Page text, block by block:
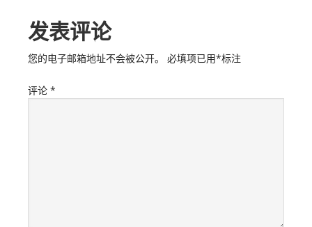
发表评论
您的电子邮箱地址不会被公开。 必填项已用*标注
评论 *